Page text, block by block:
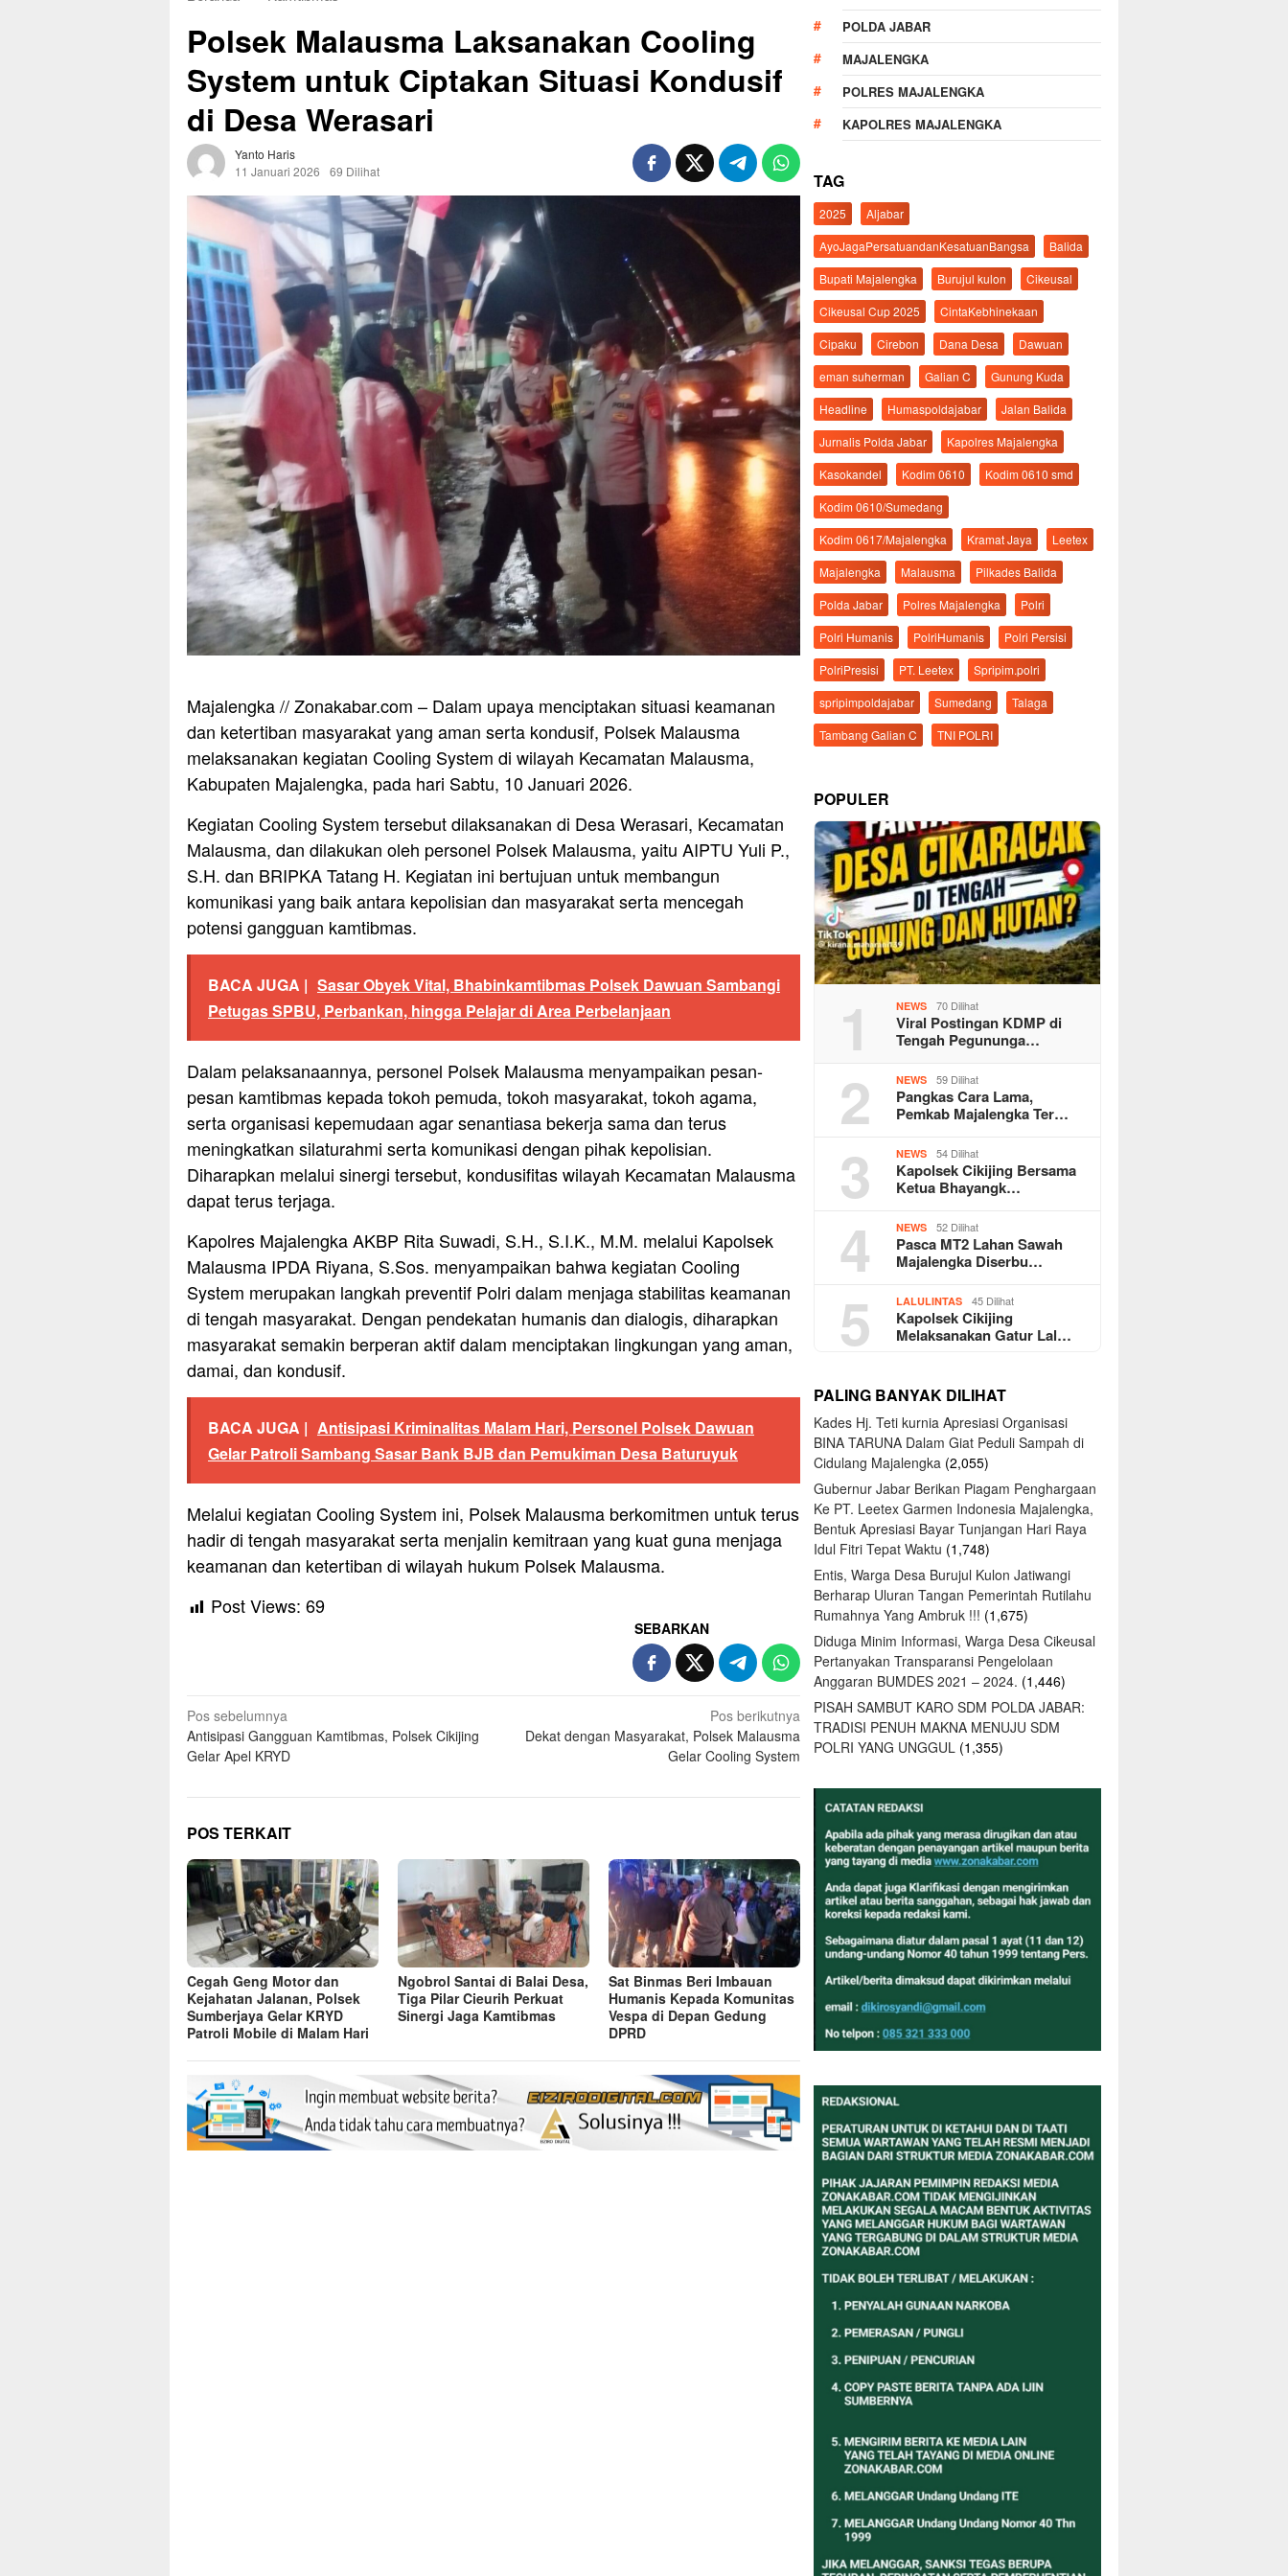
Polsek Malausma Laksanakan Cooling
System untuk Ciptakan Situasi Kondusif
di Desa Werasari
Yanto Haris
11 Januari 2026
69 Dilihat
Majalengka // Zonakabar.com – Dalam upaya menciptakan situasi keamanan
dan ketertiban masyarakat yang aman serta kondusif, Polsek Malausma
melaksanakan kegiatan Cooling System di wilayah Kecamatan Malausma,
Kabupaten Majalengka, pada hari Sabtu, 10 Januari 2026.
Kegiatan Cooling System tersebut dilaksanakan di Desa Werasari, Kecamatan
Malausma, dan dilakukan oleh personel Polsek Malausma, yaitu AIPTU Yuli P.,
S.H. dan BRIPKA Tatang H. Kegiatan ini bertujuan untuk membangun
komunikasi yang baik antara kepolisian dan masyarakat serta mencegah
potensi gangguan kamtibmas.
BACA JUGA | Sasar Obyek Vital, Bhabinkamtibmas Polsek Dawuan Sambangi
Petugas SPBU, Perbankan, hingga Pelajar di Area Perbelanjaan
Dalam pelaksanaannya, personel Polsek Malausma menyampaikan pesan-
pesan kamtibmas kepada tokoh pemuda, tokoh masyarakat, tokoh agama,
serta organisasi kepemudaan agar senantiasa bekerja sama dan terus
meningkatkan silaturahmi serta komunikasi dengan pihak kepolisian.
Diharapkan melalui sinergi tersebut, kondusifitas wilayah Kecamatan Malausma
dapat terus terjaga.
Kapolres Majalengka AKBP Rita Suwadi, S.H., S.I.K., M.M. melalui Kapolsek
Malausma IPDA Riyana, S.Sos. menyampaikan bahwa kegiatan Cooling
System merupakan langkah preventif Polri dalam menjaga stabilitas keamanan
di tengah masyarakat. Dengan pendekatan humanis dan dialogis, diharapkan
masyarakat semakin berperan aktif dalam menciptakan lingkungan yang aman,
damai, dan kondusif.
BACA JUGA | Antisipasi Kriminalitas Malam Hari, Personel Polsek Dawuan
Gelar Patroli Sambang Sasar Bank BJB dan Pemukiman Desa Baturuyuk
Melalui kegiatan Cooling System ini, Polsek Malausma berkomitmen untuk terus
hadir di tengah masyarakat serta menjalin kemitraan yang kuat guna menjaga
keamanan dan ketertiban di wilayah hukum Polsek Malausma.
Post Views: 69
SEBARKAN
Navigasi
pos
Pos sebelumnya
Antisipasi Gangguan Kamtibmas, Polsek Cikijing
Gelar Apel KRYD
Pos berikutnya
Dekat dengan Masyarakat, Polsek Malausma
Gelar Cooling System
POS TERKAIT
Cegah Geng Motor dan
Kejahatan Jalanan, Polsek
Sumberjaya Gelar KRYD
Patroli Mobile di Malam Hari
Ngobrol Santai di Balai Desa,
Tiga Pilar Cieurih Perkuat
Sinergi Jaga Kamtibmas
Sat Binmas Beri Imbauan
Humanis Kepada Komunitas
Vespa di Depan Gedung
DPRD
POLDA JABAR
MAJALENGKA
POLRES MAJALENGKA
KAPOLRES MAJALENGKA
TAG
2025
Aljabar
AyoJagaPersatuandanKesatuanBangsa
Balida
Bupati Majalengka
Burujul kulon
Cikeusal
Cikeusal Cup 2025
CintaKebhinekaan
Cipaku
Cirebon Dana Desa
Dawuan
eman suherman
Galian C
Gunung Kuda
Headline
Humaspoldajabar
Jalan Balida
Jurnalis Polda Jabar
Kapolres Majalengka
Kasokandel
Kodim 0610
Kodim 0610 smd
Kodim 0610/Sumedang
Kodim 0617/Majalengka
Kramat Jaya
Leetex
Majalengka
Malausma
Pilkades Balida
Polda Jabar
Polres Majalengka
Polri
Polri Humanis
PolriHumanis
Polri Persisi
PolriPresisi
PT. Leetex
Spripim.polri
spripimpoldajabar
Sumedang
Talaga
Tambang Galian C
TNI POLRI
POPULER
1 NEWS 70 Dilihat
Viral Postingan KDMP di
Tengah Pegununga…
2 NEWS 59 Dilihat
Pangkas Cara Lama,
Pemkab Majalengka Ter…
3 NEWS 54 Dilihat
Kapolsek Cikijing Bersama
Ketua Bhayangk…
4 NEWS 52 Dilihat
Pasca MT2 Lahan Sawah
Majalengka Diserbu…
5 LALULINTAS 45 Dilihat
Kapolsek Cikijing
Melaksanakan Gatur Lal…
PALING BANYAK DILIHAT
Kades Hj. Teti kurnia Apresiasi Organisasi
BINA TARUNA Dalam Giat Peduli Sampah di
Cidulang Majalengka (2,055)
Gubernur Jabar Berikan Piagam Penghargaan
Ke PT. Leetex Garmen Indonesia Majalengka,
Bentuk Apresiasi Bayar Tunjangan Hari Raya
Idul Fitri Tepat Waktu (1,748)
Entis, Warga Desa Burujul Kulon Jatiwangi
Berharap Uluran Tangan Pemerintah Rutilahu
Rumahnya Yang Ambruk !!! (1,675)
Diduga Minim Informasi, Warga Desa Cikeusal
Pertanyakan Transparansi Pengelolaan
Anggaran BUMDES 2021 – 2024. (1,446)
PISAH SAMBUT KARO SDM POLDA JABAR:
TRADISI PENUH MAKNA MENUJU SDM
POLRI YANG UNGGUL (1,355)